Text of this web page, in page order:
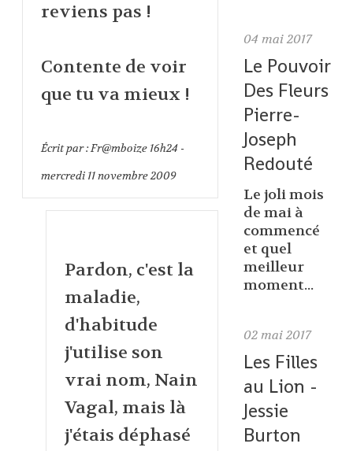
reviens pas !
Contente de voir
que tu va mieux !
Écrit par :Fr@mboize 16h24-
mercredi 11novembre 2009
Pardon, c'est la
maladie,
d'habitude
j'utilise son
vrai nom, Nain
Vagal, mais là
j'étais déphasé
04 mai 2017
Le Pouvoir
Des Fleurs
Pierre-
Joseph
Redouté
Le joli mois
de mai à
commencé
et quel
meilleur
moment...
02 mai 2017
Les Filles
au Lion -
Jessie
Burton